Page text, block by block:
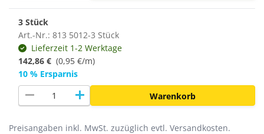
3 Stück
Art.-Nr.: 813 5012-3 Stück
Lieferzeit 1-2 Werktage
142,86 € (0,95 €/m)
10 % Ersparnis
remove add Warenkorb
Preisangaben inkl. MwSt. zuzüglich evtl. Versandkosten.